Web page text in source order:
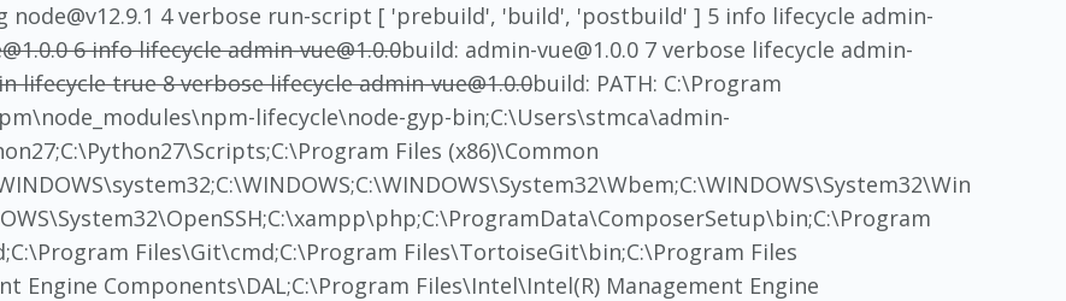
node@v12.9.1 4 verbose run-script [ 'prebuild', 'build', 'postbuild' ] 5 info lifecycle admin-
6 info lifecycle admin-vue@1.0.0build: admin-vue@1.0.0 7 verbose lifecycle admin-
lifecycle true 8 verbose lifecycle admin-vue@1.0.0build: PATH: C:\Program
lifecycle\node-gyp-bin;C:\Users\stmca\admin-
Files (x86)\Common
Files\Git\cmd;C:\Program Files\TortoiseGit\bin;C:\Program Files
Engine Components\DAL;C:\Program Files\Intel\Intel(R) Management Engine